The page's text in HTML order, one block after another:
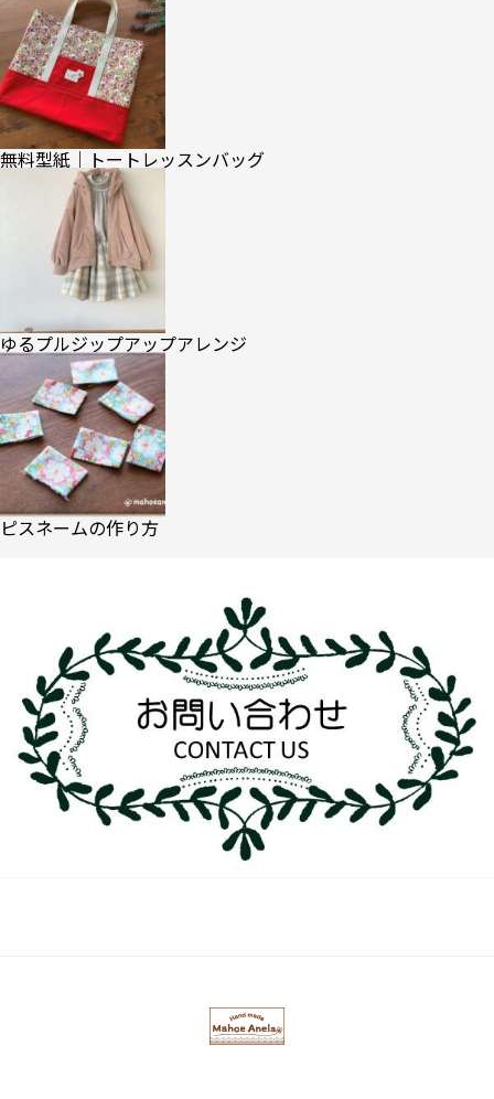
無料型紙｜トートレッスンバッグ
ゆるプルジップアップアレンジ
ピスネームの作り方